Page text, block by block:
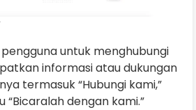
untuk menghubungi
informasi atau dukungan
termasuk “Hubungi kami,”
“Bicaralah dengan kami.”